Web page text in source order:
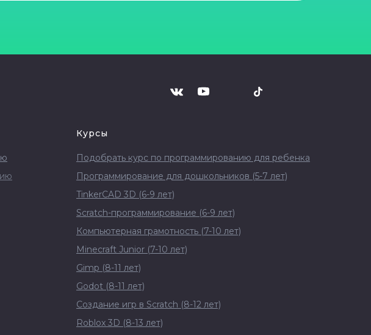
Подобрать курс по программированию для ребенка
Программирование для дошкольников (5-7 лет)
TinkerCAD 3D (6-9 лет)
Scratch-программирование (6-9 лет)
Компьютерная грамотность (7-10 лет)
Minecraft Junior (7-10 лет)
Gimp (8-11 лет)
Godot (8-11 лет)
Создание игр в Scratch (8-12 лет)
Roblox 3D (8-13 лет)
Курсы